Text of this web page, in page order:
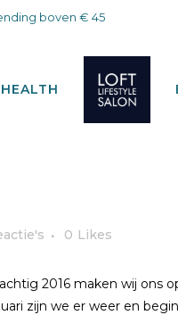
boven € 45
0 Likes
2016 maken wij ons
zijn we er weer en